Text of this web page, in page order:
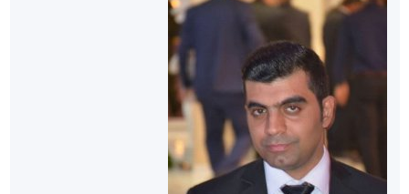
سازمان بورس و اوراق بهادار
مرجع اخبار موثق در بازارسرمایه